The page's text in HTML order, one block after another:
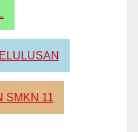
SMKN 11